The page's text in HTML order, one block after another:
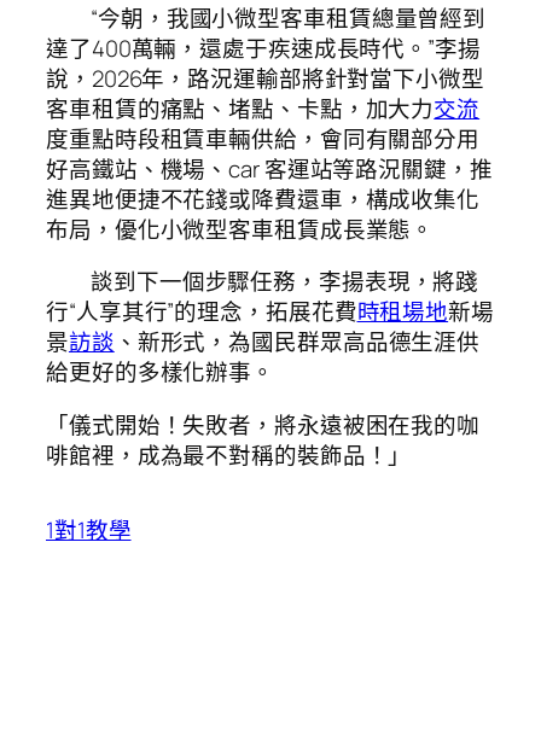
“今朝，我國小微型客車租賃總量曾經到
達了400萬輛，還處于疾速成長時代。”李揚
說，2026年，路況運輸部將針對當下小微型
客車租賃的痛點、堵點、卡點，加大力交流
度重點時段租賃車輛供給，會同有關部分用
好高鐵站、機場、car 客運站等路況關鍵，推
進異地便捷不花錢或降費還車，構成收集化
布局，優化小微型客車租賃成長業態。
談到下一個步驟任務，李揚表現，將踐
行“人享其行”的理念，拓展花費時租場地新場
景訪談 、新形式，為國民群眾高品德生涯供
給更好的多樣化辦事。
「儀式開始！失敗者，將永遠被困在我的咖
啡館裡，成為最不對稱的裝飾品！」
1對1教學